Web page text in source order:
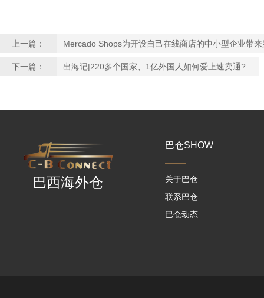
上一篇： Mercado Shops为开设自己在线商店的中小型企业带
下一篇： 出海记|220多个国家、1亿外国人如何爱上速卖通?
巴西海外仓
巴仓SHOW
关于巴仓
联系巴仓
巴仓动态